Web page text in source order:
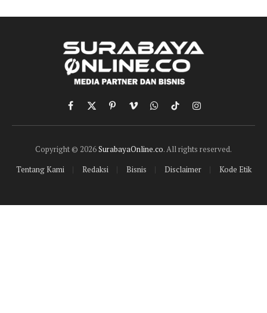
Facebook
X
(Twitter)
PinterestVimeoWhatsApp
TikTokInstagram
Copyright © 2026SurabayaOnline.co. All rights reserved.
Tentang Kami
Redaksi Bisnis Disclaimer Kode Etik